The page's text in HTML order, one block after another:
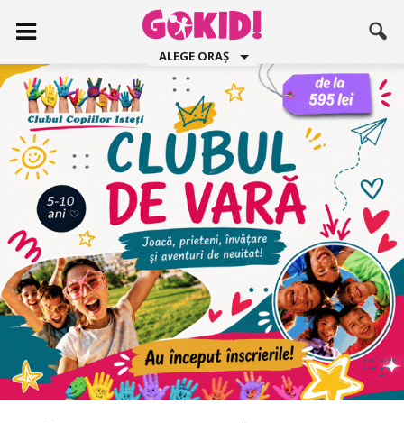
ALEGE ORAȘ